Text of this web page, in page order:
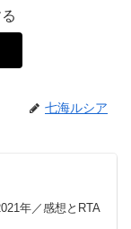
七海ルシア
年／感想とRTA